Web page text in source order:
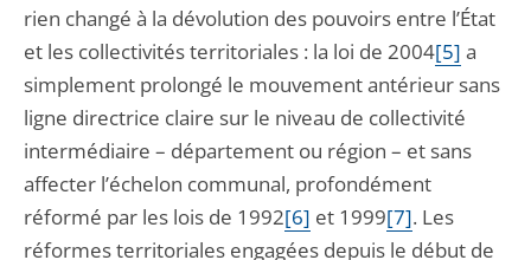
rien changé à la dévolution des pouvoirs entre l’État
et les collectivités territoriales : la loi de 2004[5] a
simplement prolongé le mouvement antérieur sans
ligne directrice claire sur le niveau de collectivité
intermédiaire – département ou région – et sans
affecter l’échelon communal, profondément
réformé par les lois de 1992[6] et 1999[7]. Les
réformes territoriales engagées depuis le début de